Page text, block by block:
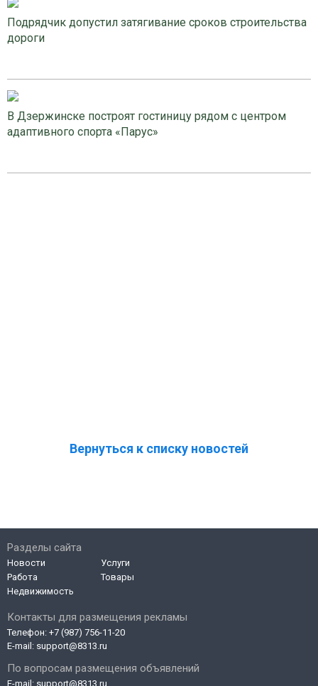
Подрядчик допустил затягивание сроков строительства
дороги
В Дзержинске построят гостиницу рядом с центром
адаптивного спорта «Парус»
Вернуться к списку новостей
Контакты для размещения рекламы
Телефон: +7 (987) 756-11-20
E-mail: support@8313.ru
По вопросам размещения объявлений
E-mail: support@8313.ru
Разделы сайта
Новости
Работа
Недвижимость
Услуги
Товары